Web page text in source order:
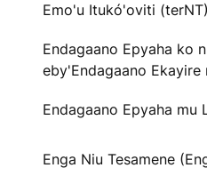
Emo'u Itukó'oviti (terNT)
Endagaano Epyaha ko
eby'Endagaano Ekayire
Endagaano Epyaha mu
Enga Niu Tesamene